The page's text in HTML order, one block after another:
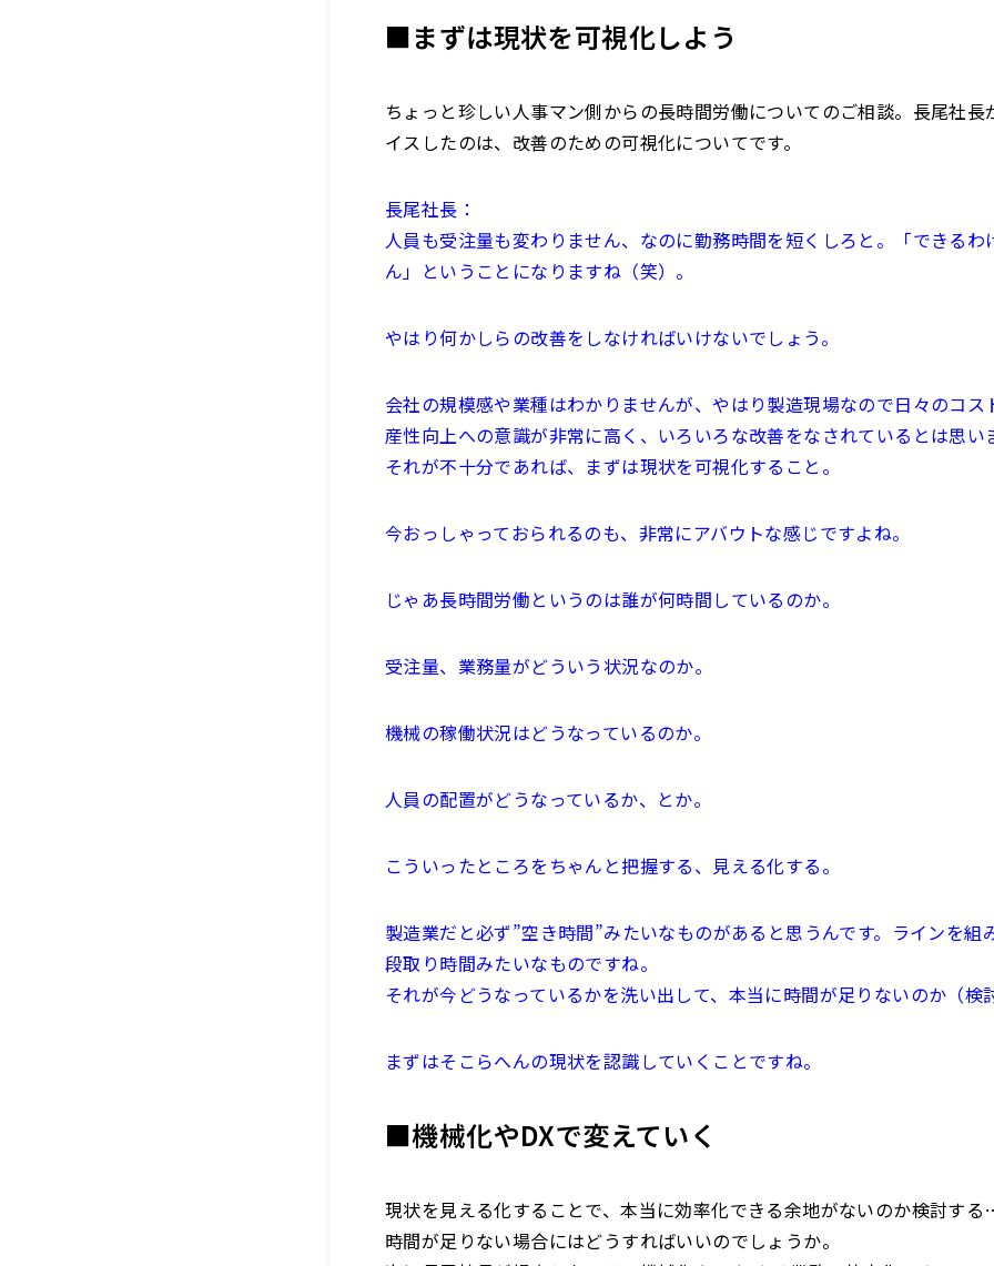
■まずは現状を可視化しよう
ちょっと珍しい人事マン側からの長時間労働についてのご相談。長尾社長
イスしたのは、改善のための可視化についてです。
長尾社長：
人員も受注量も変わりません、なのに勤務時間を短くしろと。「できるわ
ん」ということになりますね（笑）。
やはり何かしらの改善をしなければいけないでしょう。
会社の規模感や業種はわかりませんが、やはり製造現場なので日々のコス
産性向上への意識が非常に高く、いろいろな改善をなされているとは思い
それが不十分であれば、まずは現状を可視化すること。
今おっしゃっておられるのも、非常にアバウトな感じですよね。
じゃあ長時間労働というのは誰が何時間しているのか。
受注量、業務量がどういう状況なのか。
機械の稼働状況はどうなっているのか。
人員の配置がどうなっているか、とか。
こういったところをちゃんと把握する、見える化する。
製造業だと必ず”空き時間”みたいなものがあると思うんです。ラインを組
段取り時間みたいなものですね。
それが今どうなっているかを洗い出して、本当に時間が足りないのか（検
まずはそこらへんの現状を認識していくことですね。
■機械化やDXで変えていく
現状を見える化することで、本当に効率化できる余地がないのか検討す
時間が足りない場合にはどうすればいいのでしょうか。